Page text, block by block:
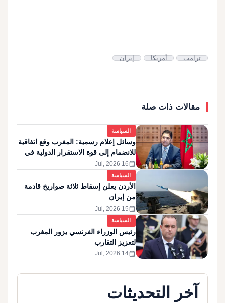
ترامب أمريكا إيران
مقالات ذات صلة
السياسة
وسائل إعلام رسمية: المغرب وقع اتفاقية
للانضمام إلى قوة الاستقرار الدولية في
غزة
calendar_month
16 Jul, 2026
السياسة
الأردن يعلن إسقاط ثلاثة صواريخ قادمة
من إيران
calendar_month
15 Jul, 2026
السياسة
رئيس الوزراء الفرنسي يزور المغرب
لتعزيز التقارب
calendar_month
14 Jul, 2026
آخر التحديثات